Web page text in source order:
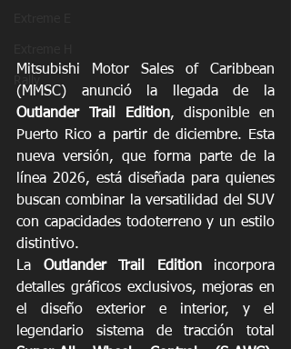
Mitsubishi Motor Sales of Caribbean
Outlander Trail Edition, disponible en
Puerto Rico a partir de diciembre. Esta
nueva versión, que forma parte de la
línea 2026, está diseñada para quienes
buscan combinar la versatilidad del SUV
con capacidades todoterreno y un estilo
distintivo.
La Outlander Trail Edition incorpora
detalles gráficos exclusivos, mejoras en
el diseño exterior e interior, y el